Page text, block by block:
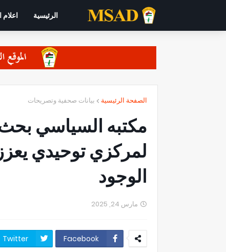
الرئيسية اعلام
الصفحة الرئيسية بيانات صحفية وتصريحات
مكتبه السياسي
لمركزي توحيدي
الوجود
مارس 24, 2025
Facebook
Twitter